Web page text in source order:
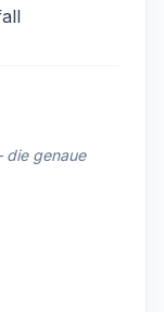
genaue